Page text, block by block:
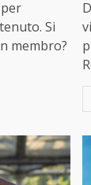
Si
membro?